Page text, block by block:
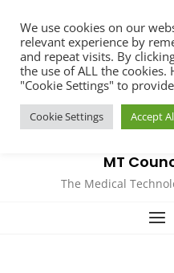
MT
The Medical
We use cookies on our
relevant experience by
and repeat visits. By
the use of ALL the
"Cookie Settings" to
Cookie Settings Accept